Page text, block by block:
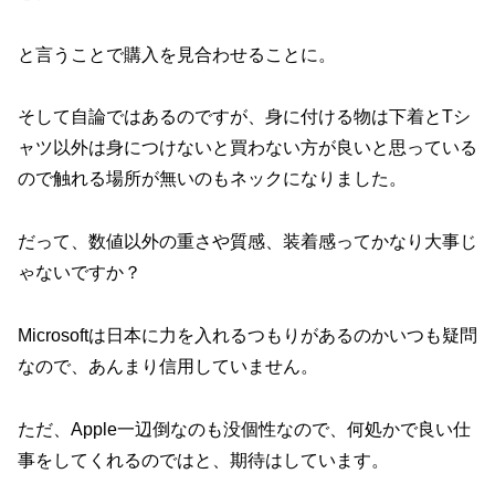
と言うことで購入を見合わせることに。
そして自論ではあるのですが、身に付ける物は下着とTシ
ャツ以外は身につけないと買わない方が良いと思っている
ので触れる場所が無いのもネックになりました。
だって、数値以外の重さや質感、装着感ってかなり大事じ
ゃないですか？
Microsoftは日本に力を入れるつもりがあるのかいつも疑問
なので、あんまり信用していません。
ただ、Apple一辺倒なのも没個性なので、何処かで良い仕
事をしてくれるのではと、期待はしています。